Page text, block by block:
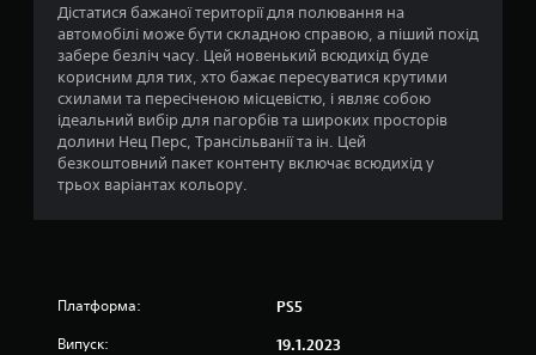
п
Дістатися бажаної території для полювання на
автомобілі може бути складною справою, а піший похід
забере безліч часу. Цей новенький всюдихід буде
корисним для тих, хто бажає пересуватися крутими
схилами та пересіченою місцевістю, і являє собою
ідеальний вибір для пагорбів та широких просторів
долини Нец Перс, Трансільванії та ін. Цей
безкоштовний пакет контенту включає всюдихід у
трьох варіантах кольору.
Платформа: PS5
Випуск: 19.1.2023